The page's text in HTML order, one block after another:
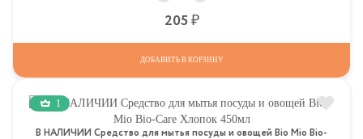
205
ДОБАВИТЬ В КОРЗИНУ
1
В НАЛИЧИИ Средство для мытья посуды и овощей Bio Mio Bio-